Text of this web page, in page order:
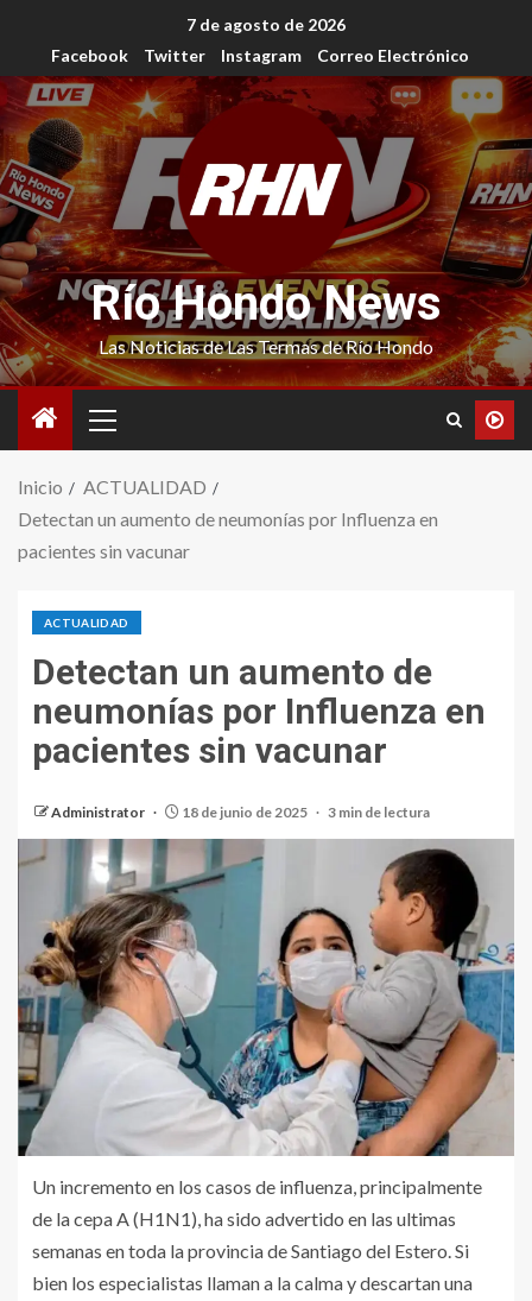
7 de agosto de 2026
Facebook
Twitter Instagram Correo Electrónico
Río Hondo News
Las Noticias de Las Termas de Río Hondo
Inicio
ACTUALIDAD
Detectan un aumento de neumonías por Influenza en
pacientes sin vacunar
ACTUALIDAD
Detectan un aumento de
neumonías por Influenza en
pacientes sin vacunar
Administrator 18 de junio de 2025 3 min de lectura
Un incremento en los casos de influenza, principalmente
de la cepa A (H1N1), ha sido advertido en las ultimas
semanas en toda la provincia de Santiago del Estero. Si
bien los especialistas llaman a la calma y descartan una